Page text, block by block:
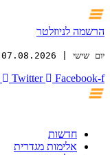
הרשמה לניוזלטר
יום שישי | 07.08.2026
Twitter Facebook-f
חדשות
אלימות מגדרית